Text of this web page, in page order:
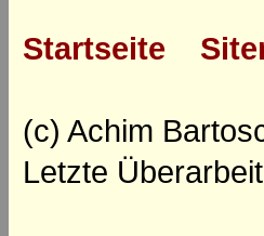
Startseite
(c) Achim
Letzte